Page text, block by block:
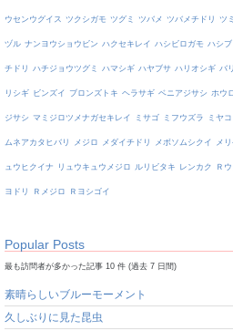
ウセンウグイス ツクシガモ ツグミ ツバメ ツバメチドリ ツミ
ヅル ナンヨウショウビン ハクセキレイ ハシビロガモ ハシ
チドリ ハチジョウツグミ ハマシギ ハヤブサ ハリオシギ バ
リシギ ビンズイ ブロンズトキ ヘラサギ ベニアジサシ ホウ
ジサシ マミジロツメナガセキレイ ミサゴ ミフウズラ ミヤ
ムネアカタヒバリ メジロ メダイチドリ メボソムシクイ メ
ュウヒクイナ リュウキュウメジロ ルリビタキ レンカク Ｒ
ヨドリ Ｒメジロ Ｒヨシゴイ
Popular Posts
最も訪問者が多かった記事 10 件 (過去 7 日間)
素晴らしいブルーモーメント
久しぶりに見た昆虫